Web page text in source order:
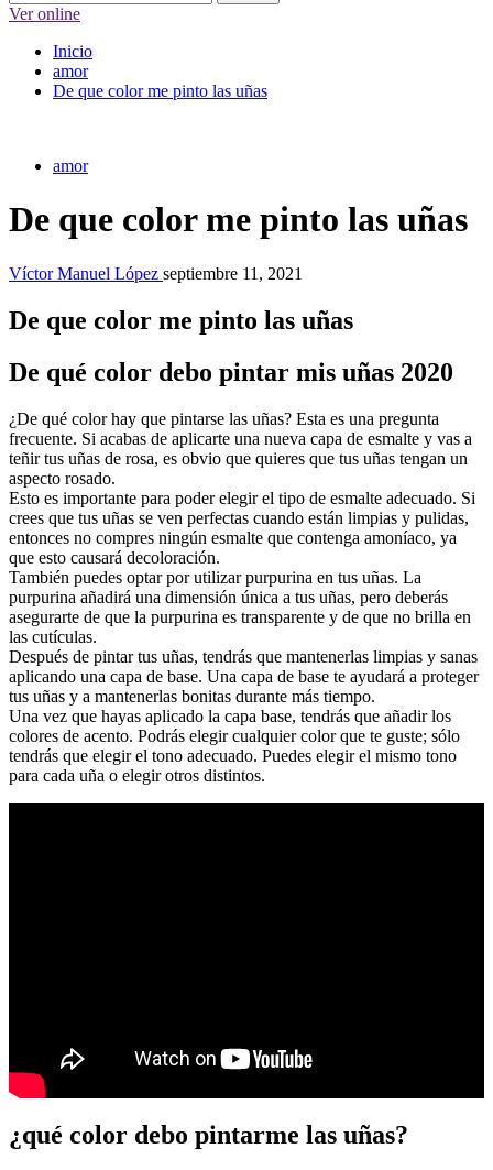
Ver online
Inicio
amor
De que color me pinto las uñas
amor
De que color me pinto las uñas
Víctor Manuel López septiembre 11, 2021
De que color me pinto las uñas
De qué color debo pintar mis uñas 2020
¿De qué color hay que pintarse las uñas? Esta es una pregunta
frecuente. Si acabas de aplicarte una nueva capa de esmalte y vas a
teñir tus uñas de rosa, es obvio que quieres que tus uñas tengan un
aspecto rosado.
Esto es importante para poder elegir el tipo de esmalte adecuado. Si
crees que tus uñas se ven perfectas cuando están limpias y pulidas,
entonces no compres ningún esmalte que contenga amoníaco, ya
que esto causará decoloración.
También puedes optar por utilizar purpurina en tus uñas. La
purpurina añadirá una dimensión única a tus uñas, pero deberás
asegurarte de que la purpurina es transparente y de que no brilla en
las cutículas.
Después de pintar tus uñas, tendrás que mantenerlas limpias y sanas
aplicando una capa de base. Una capa de base te ayudará a proteger
tus uñas y a mantenerlas bonitas durante más tiempo.
Una vez que hayas aplicado la capa base, tendrás que añadir los
colores de acento. Podrás elegir cualquier color que te guste; sólo
tendrás que elegir el tono adecuado. Puedes elegir el mismo tono
para cada uña o elegir otros distintos.
¿qué color debo pintarme las uñas?